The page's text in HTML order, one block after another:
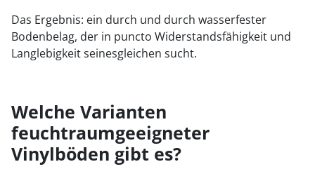
Das Ergebnis: ein durch und durch wasserfester
Bodenbelag, der in puncto Widerstandsfähigkeit und
Langlebigkeit seinesgleichen sucht.
Welche Varianten
feuchtraumgeeigneter
Vinylböden gibt es?